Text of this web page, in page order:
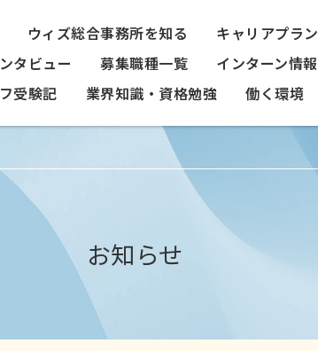
ウィズ総合事務所を知る キャリアプラン
タビュー
募集職種一覧 インターン情報
受験記
業界知識・資格勉強 働く環境
お知らせ